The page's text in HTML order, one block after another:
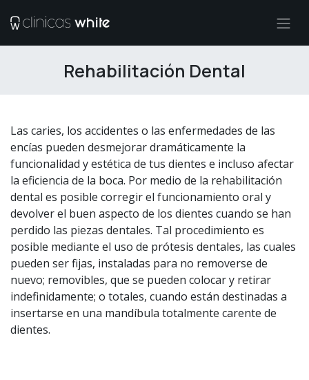
Rehabilitación Dental
Las caries, los accidentes o las enfermedades de las
encías pueden desmejorar dramáticamente la
funcionalidad y estética de tus dientes e incluso afectar
la eficiencia de la boca. Por medio de la rehabilitación
dental es posible corregir el funcionamiento oral y
devolver el buen aspecto de los dientes cuando se han
perdido las piezas dentales. Tal procedimiento es
posible mediante el uso de prótesis dentales, las cuales
pueden ser fijas, instaladas para no removerse de
nuevo; removibles, que se pueden colocar y retirar
indefinidamente; o totales, cuando están destinadas a
insertarse en una mandíbula totalmente carente de
dientes.